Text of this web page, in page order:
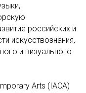
российских и
искусствознания,
и визуального
Arts (IACA)